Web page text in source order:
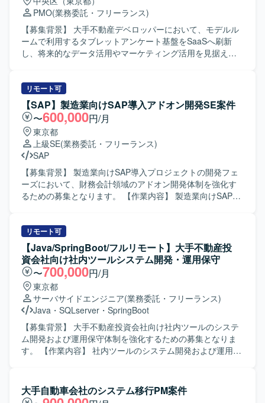
双方を理解し、エンドユーザーの多様な要望に対して冷静
かつ柔軟に対応できる方を求めております。関係者とのコ
ミュニケーションを通じて合意形成を図り、プロジェクト
を前向きに推進できる方にご活躍いただきたいと考えてお
ります。 【ポジションの魅力】 大手メーカーの重要プロジ
理会計の専門性を活かしつつ、エンドとの要件調整や若手
メンバーのマネジメントなど、上流マネジメントスキルも
磨くことができる環境です。 【開発環境】 SAP FI/CO を中
心とした会計領域のSAP環境を前提としたプロジェクトと
なります。
PMO(業務委託・フリーランス)
【募集背景】 大手不動産デベロッパーにおいて、モデルル
ームで利用するタブレットアンケート基盤をSaaSへ刷新
し、将来的なデータ活用やマーケティング活用を見据えた
導入プロジェクトの要件定義リードおよび導入推進を行っ
ていただきます。 具体的には、顧客および業務部門との要
件整理、SaaSベンダーとの調整・コントロール、システム
開発における課題管理・変更管理、各種資料作成などを担
当していただきます。 【求める人物像】 関係者と円滑にコ
ミュニケーションを取りながら、発注サイドの立場で主体
的にプロジェクトをリードしていただける方を求めていま
す。 【ポジションの魅力】 大手不動産デベロッパーのDX推
進に直接関わり、アンケートデータの活用やマーケティン
グ高度化を見据えた基盤構築に上流から携わることができ
SaaSおよび関連する顧客接点システム群を対象としたシス
テム導入プロジェクトとなります。
リモート可
【SAP】製造業向けSAP導入アドオン開発SE案件
〜600,000円/月
東京都
上級SE(業務委託・フリーランス)
SAP
【募集背景】 製造業向けSAP導入プロジェクトの開発フェ
ーズにおいて、財務会計領域のアドオン開発体制を強化す
るための募集となります。 【作業内容】 製造業向けSAP導
をとりながら要件を整理し、基本設計書の作成やロジック
設計を行っていただきます。また、結合テストフェーズで
発生する障害の調査・原因分析・修正対応や、仕様変更に
伴う設計書修正および改修対応も実施していただきます。
【求める人物像】 財務会計領域の業務知識と開発経験を活
かし、自ら要件を深掘りしながら主体的に設計を進められ
る方を求めています。コンサルタントや周囲のメンバーと
積極的にコミュニケーションを取り、状況に応じて柔軟に
動ける協調性の高い方が望ましいです。 【ポジションの魅
力】 製造業向けの大規模SAP導入プロジェクトに参画する
ことで、財務会計領域のアドオン開発経験を集中的に積む
つながります。 【開発環境】 SAP環境上でのアドオン開発
プロジェクトとなります。
リモート可
【Java/SpringBoot/フルリモート】大手不動産投
資会社向け社内ツールシステム開発・運用保守
〜700,000円/月
東京都
サーバサイドエンジニア(業務委託・フリーランス)
Java ・ SQLserver ・ SpringBoot
【募集背景】 大手不動産投資会社向け社内ツールのシステ
ム開発および運用保守体制を強化するための募集となりま
す。 【作業内容】 社内ツールのシステム開発および運用保
フォーマンス監視、異常発生時の対応、バージョンアップ
対応などを行っていただきます。また、関連システムのデ
大手自動車会社のシステム移行PM案件